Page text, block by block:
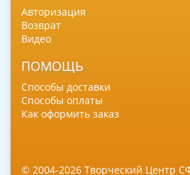
Авторизация
Возврат
Видео
ПОМОЩЬ
Способы доставки
Способы оплаты
Как оформить заказ
© 2004-2026 Творческий Центр